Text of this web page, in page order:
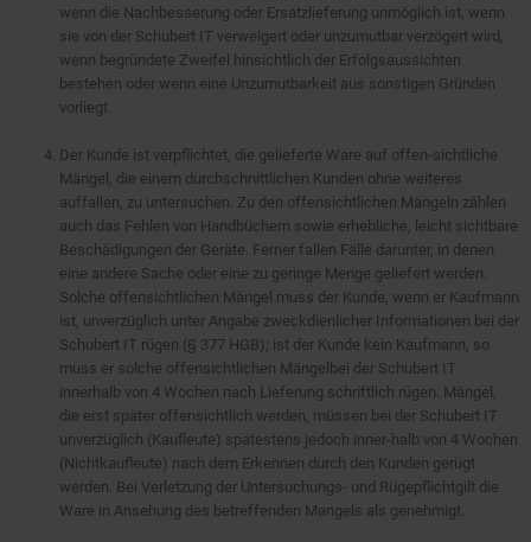
wenn die Nachbesserung oder Ersatzlieferung unmöglich ist, wenn
sie von der Schubert IT verweigert oder unzumutbar verzögert wird,
wenn begründete Zweifel hinsichtlich der Erfolgsaussichten
bestehen oder wenn eine Unzumutbarkeit aus sonstigen Gründen
vorliegt.
Der Kunde ist verpflichtet, die gelieferte Ware auf offen-sichtliche
Mängel, die einem durchschnittlichen Kunden ohne weiteres
auffallen, zu untersuchen. Zu den offensichtlichen Mängeln zählen
auch das Fehlen von Handbüchern sowie erhebliche, leicht sichtbare
Beschädigungen der Geräte. Ferner fallen Fälle darunter, in denen
eine andere Sache oder eine zu geringe Menge geliefert werden.
Solche offensichtlichen Mängel muss der Kunde, wenn er Kaufmann
ist, unverzüglich unter Angabe zweckdienlicher Informationen bei der
Schubert IT rügen (§ 377 HGB); ist der Kunde kein Kaufmann, so
muss er solche offensichtlichen Mängelbei der Schubert IT
innerhalb von 4 Wochen nach Lieferung schriftlich rügen. Mängel,
die erst später offensichtlich werden, müssen bei der Schubert IT
unverzüglich (Kaufleute) spätestens jedoch inner-halb von 4 Wochen
(Nichtkaufleute) nach dem Erkennen durch den Kunden gerügt
werden. Bei Verletzung der Untersuchungs- und Rügepflichtgilt die
Ware in Ansehung des betreffenden Mangels als genehmigt.